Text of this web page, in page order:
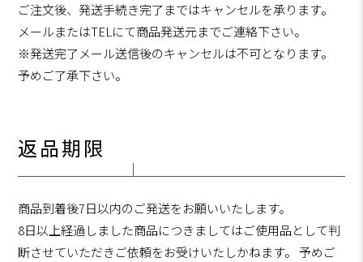
ご注文後、発送手続き完了まではキャンセルを承ります。
メールまたはTELにて商品発送元までご連絡下さい。
※発送完了メール送信後のキャンセルは不可となります。
予めご了承下さい。
返品期限
商品到着後7日以内のご発送をお願いいたします。
8日以上経過しました商品につきましてはご使用品として判
断させていただきご依頼をお受けいたしかねます。 予めご